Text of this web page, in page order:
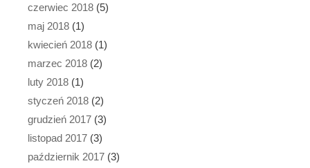
czerwiec 2018 (5)
maj 2018 (1)
kwiecień 2018 (1)
marzec 2018 (2)
luty 2018 (1)
styczeń 2018 (2)
grudzień 2017 (3)
listopad 2017 (3)
październik 2017 (3)